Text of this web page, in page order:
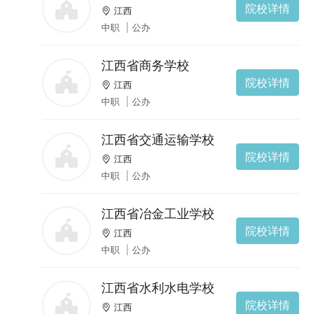
江西
中职
公办
院校详情
江西省商务学校
江西
中职
公办
院校详情
江西省交通运输学校
江西
中职
公办
院校详情
江西省冶金工业学校
江西
中职
公办
院校详情
江西省水利水电学校
江西
院校详情